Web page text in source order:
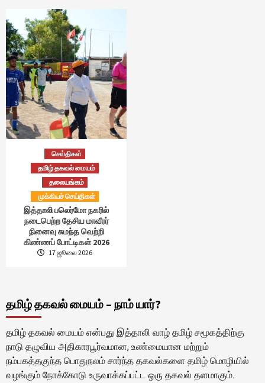
செய்திகள்
தமிழ் தகவல் மையம்
தலையங்கம்
முக்கியச் செய்திகள்
இத்தாலி பலெர்மோ நகரில்
நடைபெற்ற தேசிய மாவீரர்
நினைவு சுமந்த வெற்றி
கிண்ணப் போட்டிகள் 2026
17 ஜூலை 2026
தமிழ் தகவல் மையம் – நாம் யார்?
தமிழ் தகவல் மையம் என்பது இத்தாலி வாழ் தமிழ் சமூகத்திற்கு
நாடு தழுவிய அதிகாரபூர்வமான, உண்மையான மற்றும்
நம்பகத்தகுந்த பொதுநலம் சார்ந்த தகவல்களை தமிழ் மொழியில்
வழங்கும் நோக்கோடு உருவாக்கப்பட்ட ஒரு தகவல் தளமாகும்.